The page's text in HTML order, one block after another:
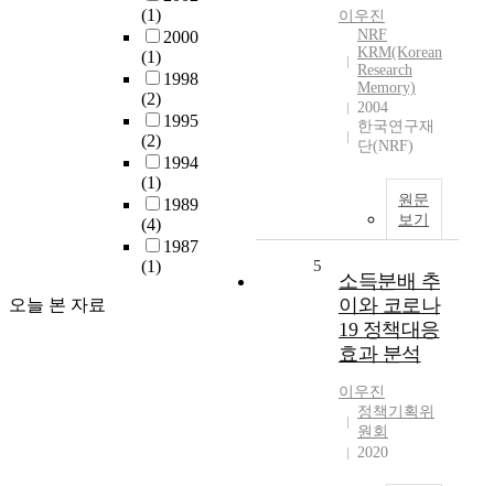
(1)
2000
(1)
1998
(2)
1995
(2)
1994
(1)
1989
(4)
1987
(1)
오늘 본 자료
이우진
NRF
KRM(Korean
Research
Memory)
2004
한국연구재
단(NRF)
원문
보기
5
소득분배 추
이와 코로나
19 정책대응
효과 분석
이우진
정책기획위
원회
2020